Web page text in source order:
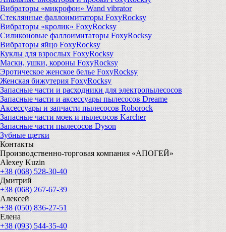
Вибраторы «микрофон» Wand vibrator
Стеклянные фаллоимитаторы FoxyRocksy
Вибраторы «кролик» FoxyRocksy
Силиконовые фаллоимитаторы FoxyRocksy
Вибраторы яйцо FoxyRocksy
Куклы для взрослых FoxyRocksy
Маски, ушки, короны FoxyRocksy
Эротическое женское белье FoxyRocksy
Женская бижутерия FoxyRocksy
Запасные части и расходники для электропылесосов
Запасные части и аксессуары пылесосов Dreame
Аксессуары и запчасти пылесосов Roborock
Запасные части моек и пылесосов Karcher
Запасные части пылесосов Dyson
Зубные щетки
Контакты
Производственно-торговая компания «АПОГЕЙ»
Alexey Kuzin
+38 (068) 528-30-40
Дмитрий
+38 (068) 267-67-39
Алексей
+38 (050) 836-27-51
Елена
+38 (093) 544-35-40